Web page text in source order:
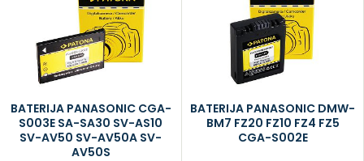
BATERIJA PANASONIC CGA-
S003E SA-SA30 SV-AS10
SV-AV50 SV-AV50A SV-
AV50S
BATERIJA PANASONIC DMW-
BM7 FZ20 FZ10 FZ4 FZ5
CGA-S002E